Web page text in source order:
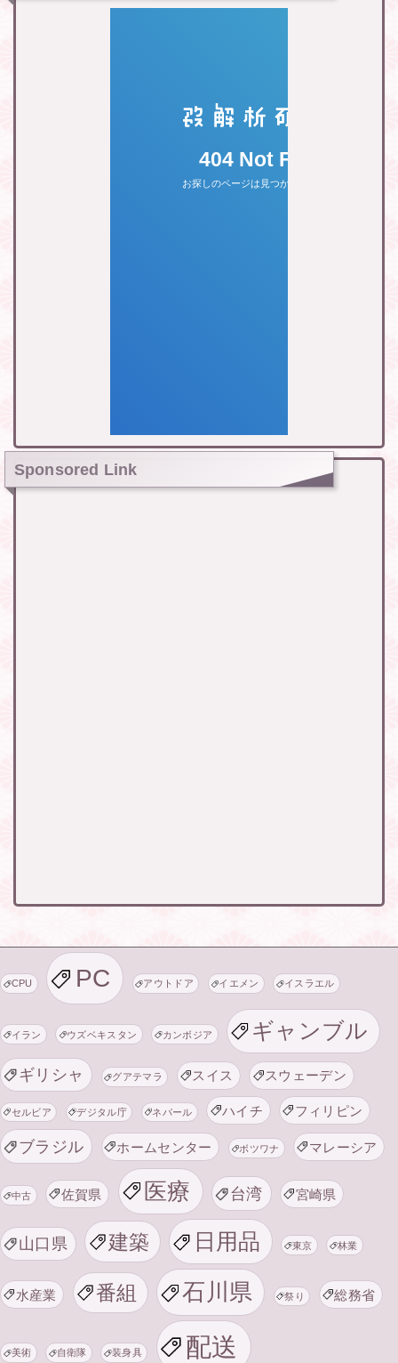
Sponsored Link
CPU PC アウトドア イエメン イスラエル
イラン ウズベキスタン カンボジア ギャンブル
ギリシャ グアテマラ スイス スウェーデン
セルビア デジタル庁 ネパール ハイチ フィリピン
ブラジル ホームセンター ボツワナ マレーシア
中古 佐賀県 医療 台湾 宮崎県
山口県 建築 日用品 東京 林業
水産業 番組 石川県 祭り 総務省
美術 自衛隊 装身具 配送